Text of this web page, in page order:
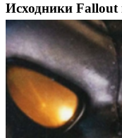
Исходники Fallout